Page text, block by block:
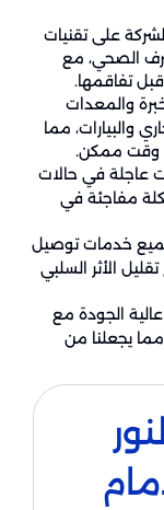
على تقنيات
الصحي، مع
تفاقمها.
والمعدات
والبيارات، مما
وقت ممكن.
عاجلة في حالات
مفاجئة في
خدمات توصيل
الأثر السلبي
الجودة مع
مما يجعلنا من